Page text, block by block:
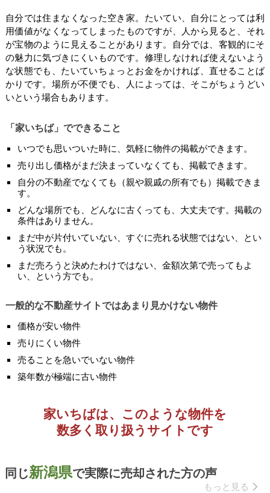
自分では住まなくなった空き家。たいてい、自分にとっては利
用価値がなくなってしまったものですが、人から見ると、それ
が宝物のように見えることがあります。自分では、客観的にそ
の魅力に気づきにくいものです。修理しなければ使えないよう
な状態でも、たいていちょっとお金をかければ、直せることば
かりです。場所が不便でも、人によっては、そこがちょうどい
いという場合もあります。
「家いちば」でできること
いつでも思いついた時に、気軽に物件の掲載ができます。
売り出し価格がまだ決まっていなくても、掲載できます。
自分の不動産でなくても（親や親戚の所有でも）掲載できま
す。
どんな場所でも、どんなに古くっても、大丈夫です。掲載の
条件はありません。
まだ中が片付いていない、すぐに売れる状態ではない、とい
う状況でも。
まだ売ろうと決めたわけではない、金額次第で売ってもよ
い、という方でも。
一般的な不動産サイトではあまり見かけない物件
価格が安い物件
売りにくい物件
売ることを急いでいない物件
築年数が極端に古い物件
家いちばは、このような物件を
数多く取り扱うサイトです
同じ新潟県で実際に売却された方の声
もっと見る